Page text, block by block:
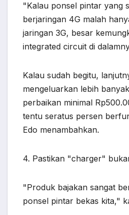
"Kalau ponsel pintar yang
berjaringan 4G malah
jaringan 3G, besar
integrated circuit di
Kalau sudah begitu,
mengeluarkan lebih
perbaikan minimal
tentu seratus persen
Edo menambahkan.
4. Pastikan "charger"
"Produk bajakan sangat
ponsel pintar bekas kita,"